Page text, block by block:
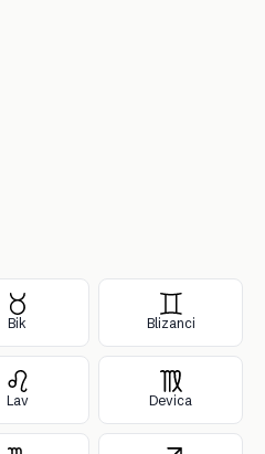
Bik Blizanci
Lav Devica